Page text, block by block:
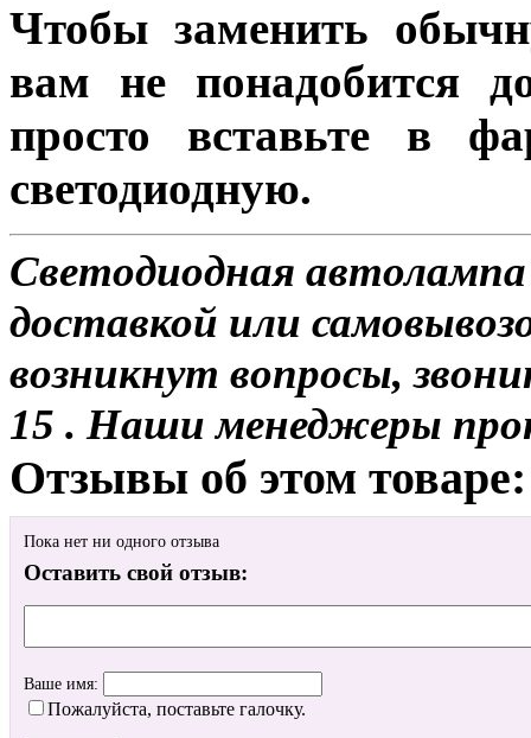
Чтобы заменить
вам не понадобится
просто вставьте в
светодиодную.
Светодиодная
доставкой или
возникнут вопросы,
15 . Наши менеджеры
Отзывы об этом товаре:
Пока нет ни одного отзыва
Оставить свой отзыв:
Ваше имя:
Пожалуйста, поставьте галочку.